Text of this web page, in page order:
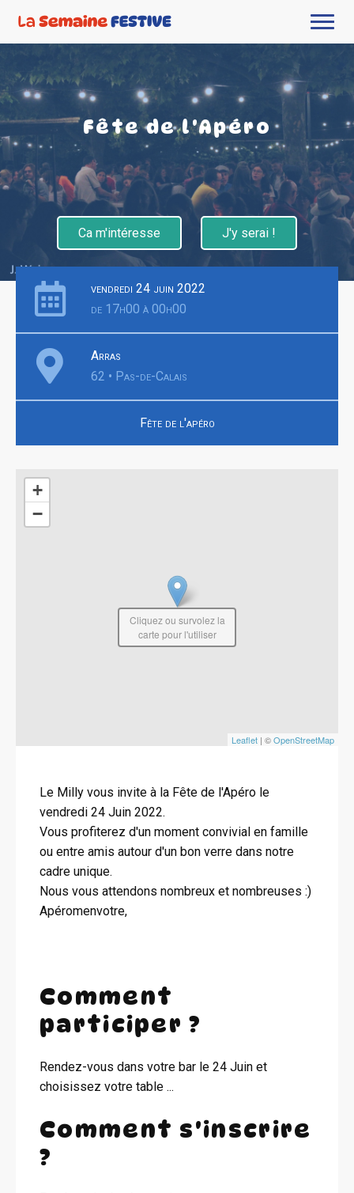
Fête de l'Apéro
Ca m'intéresse J'y serai !
vendredi 24 juin 2022
de 17h00 à 00h00
Arras
62 • Pas-de-Calais
Fête de l'apéro
+
−
Leaflet | ©OpenStreetMap
Cliquez ou survolez la
carte pour l'utiliser
Le Milly vous invite à la Fête de l'Apéro le
vendredi 24 Juin 2022.
Vous profiterez d'un moment convivial en famille
ou entre amis autour d'un bon verre dans notre
cadre unique.
Nous vous attendons nombreux et nombreuses :)
Apéromenvotre,
Comment
participer ?
Rendez-vous dans votre bar le 24 Juin et
choisissez votre table ...
Comment s'inscrire
?